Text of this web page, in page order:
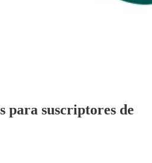
para suscriptores de